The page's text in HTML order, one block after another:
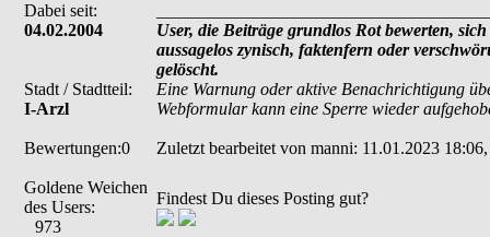
Dabei seit:
04.02.2004
Stadt / Stadtteil:
I-Arzl
Bewertungen:0
Goldene Weichen
des Users:
973
User, die Beiträge grundlos Rot bewerten,
aussagelos zynisch, faktenfern oder
gelöscht.
Eine Warnung oder aktive Benachrichtigung
Webformular kann eine Sperre wieder
Zuletzt bearbeitet von manni: 11.01.2023
Findest Du dieses Posting gut?